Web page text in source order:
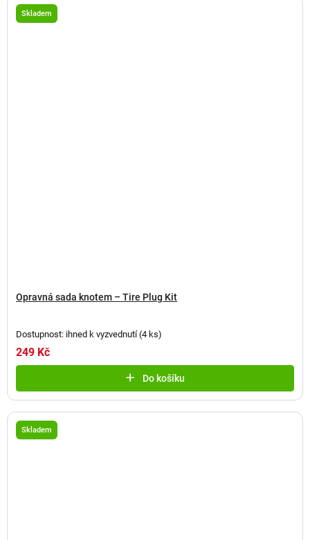
Skladem
Opravná sada knotem – Tire Plug Kit
Dostupnost: ihned k vyzvednutí(4 ks)
249 Kč
Do košíku
Skladem